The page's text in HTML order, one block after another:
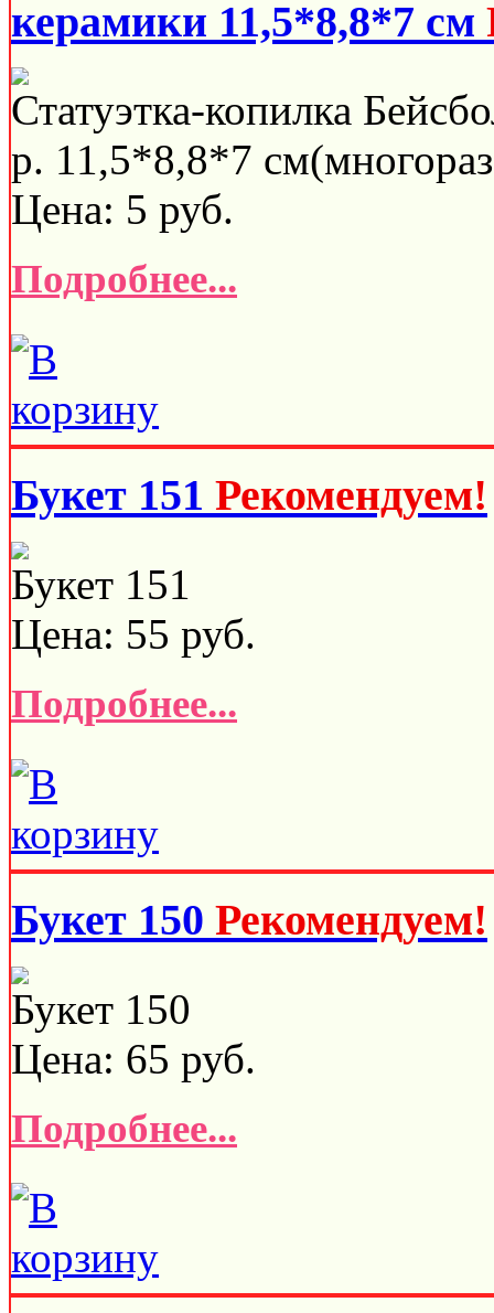
керамики 11,5*8,8*7 см
Статуэтка-копилка
р. 11,5*8,8*7
Цена: 5 руб.
Подробнее...
Букет 151 Рекомендуем!
Букет 151
Цена: 55 руб.
Подробнее...
Букет 150 Рекомендуем!
Букет 150
Цена: 65 руб.
Подробнее...